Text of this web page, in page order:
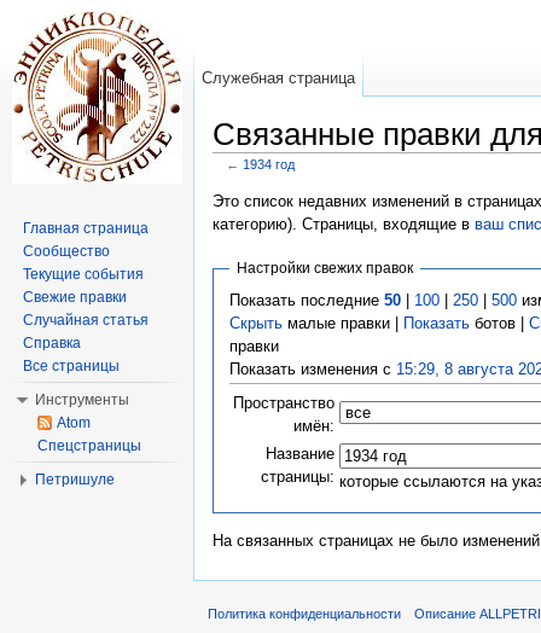
Связанные правки
← 1934 год
Это список недавних изменений в
категорию). Страницы, входящие в ваш
Настройки свежих правок
Показать последние 50| 100| 250| 500
Скрытьмалые правки | Показатьботов |
правки
Показать изменения с 15:29, 8 августа
Пространство
имён:
Название
страницы: которые ссылаются на
На связанных страницах не было
Служебная страница
Главная страница
Сообщество
Текущие события
Свежие правки
Случайная статья
Справка
Все страницы
Инструменты
Atom
Спецстраницы
Петришуле
Политика конфиденциальности Описание